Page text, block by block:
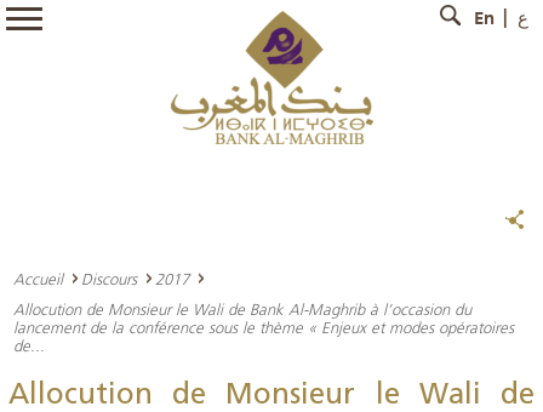
En ع
Accueil Discours
2017
Allocution de Monsieur le Wali de Bank Al-Maghrib à l’occasion du
lancement de la conférence sous le thème « Enjeux et modes opératoires
de...
Allocution de Monsieur le Wali de